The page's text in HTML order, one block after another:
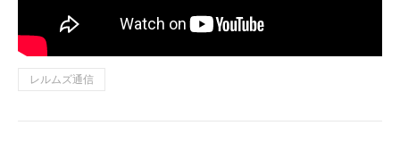
レルムズ通信